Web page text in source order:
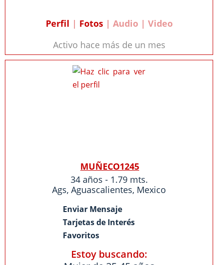
Perfil | Fotos| Audio | Video
Activo hace más de un mes
MUÑECO1245
34 años - 1.79 mts.
Ags, Aguascalientes, Mexico
Enviar Mensaje
Tarjetas de Interés
Favoritos
Estoy buscando: